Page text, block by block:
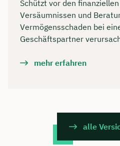
Schützt vor den
Versäumnissen und
Vermögensschaden bei
Geschäftspartner
mehr erfahren
alle